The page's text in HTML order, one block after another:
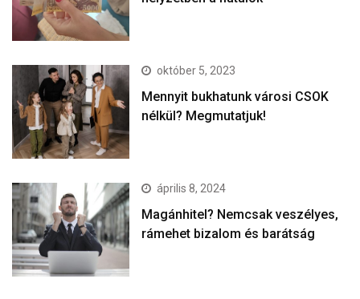
október 5, 2023
Mennyit bukhatunk városi CSOK
nélkül? Megmutatjuk!
április 8, 2024
Magánhitel? Nemcsak veszélyes,
rámehet bizalom és barátság